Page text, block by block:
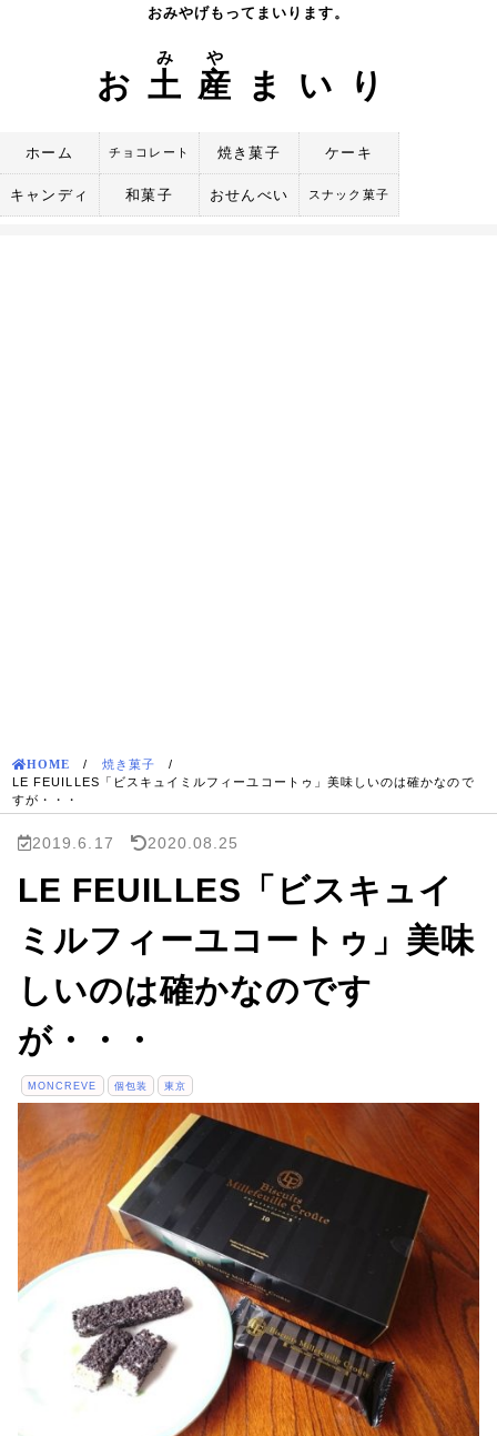
おみやげもってまいります。
お 土
み
産
や
まいり
ホーム チョコレート 焼き菓子 ケーキ
キャンディ 和菓子 おせんべい スナック菓子
HOME / 焼き菓子 /
LE FEUILLES「ビスキュイミルフィーユコートゥ」美味しいのは確かなので
すが・・・
2019.6.17 2020.08.25
LE FEUILLES「ビスキュイ
ミルフィーユコートゥ」美味
しいのは確かなのです
が・・・
MONCREVE 個包装 東京